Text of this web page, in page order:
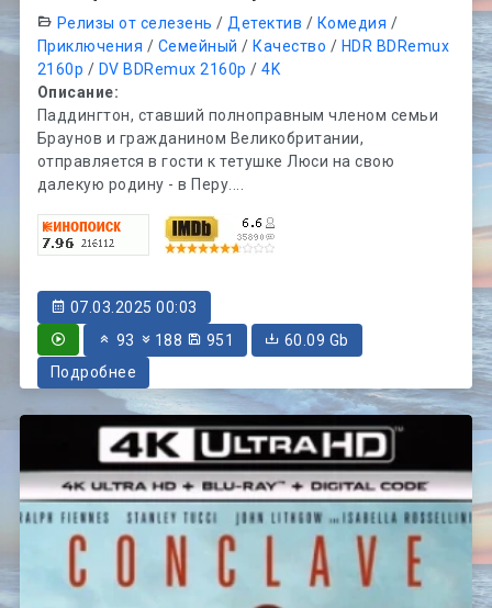
Релизы от селезень / Детектив / Комедия /
Приключения / Семейный / Качество / HDR BDRemux
2160p / DV BDRemux 2160p /4K
Описание:
Паддингтон, ставший полноправным членом семьи
Браунов и гражданином Великобритании,
отправляется в гости к тетушке Люси на свою
далекую родину - в Перу....
07.03.2025 00:03
93
188 951
60.09 Gb
Подробнее